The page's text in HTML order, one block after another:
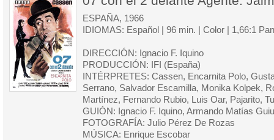
ESPAÑA, 1966
IDIOMAS: Español | 96 min. | Color | 1,66:1
DIRECCIÓN: Ignacio F. Iquino
PRODUCCIÓN: IFI (España)
INTÉRPRETES: Cassen, Encarnita Polo,
Serrano, Salvador Escamilla, Monika Kolpek,
Martínez, Fernando Rubio, Luis Oar, Pajarito,
GUIÓN: Ignacio F. Iquino, Armando Matías Guiu
FOTOGRAFÍA: Julio Pérez De Rozas
MÚSICA: Enrique Escobar